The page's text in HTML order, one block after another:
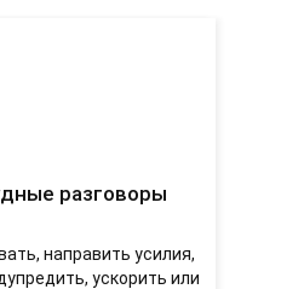
разговоры
направить усилия,
ускорить или